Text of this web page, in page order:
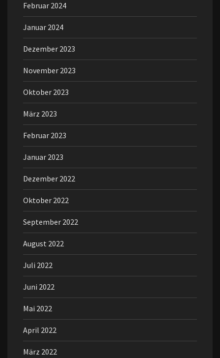
Februar 2024
Januar 2024
Dezember 2023
November 2023
Oktober 2023
März 2023
Februar 2023
Januar 2023
Dezember 2022
Oktober 2022
September 2022
August 2022
Juli 2022
Juni 2022
Mai 2022
April 2022
März 2022